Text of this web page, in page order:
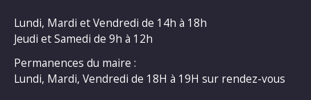
Lundi, Mardi et Vendredi de 14h à 18h
Jeudi et Samedi de 9h à 12h
Permanences du maire :
Lundi, Mardi, Vendredi de 18H à 19H sur rendez-vous